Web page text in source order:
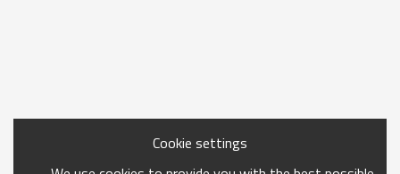
Cookie settings